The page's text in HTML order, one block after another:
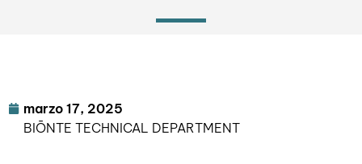
marzo 17, 2025
BIŌNTE TECHNICAL DEPARTMENT